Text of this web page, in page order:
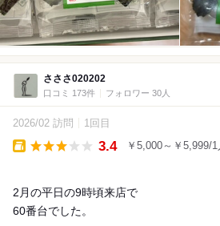
さささ020202
口コミ 173件 フォロワー 30人
2026/02 訪問 1回目
3.4 ￥5,000～￥5,999/1
2月の平日の9時頃来店で
60番台でした。